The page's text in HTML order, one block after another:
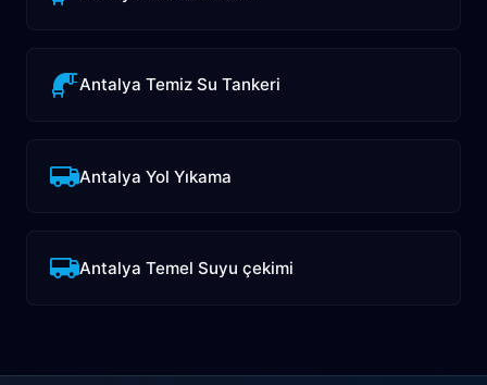
Antalya Temiz Su Tankeri
Antalya Yol Yıkama
Antalya Temel Suyu çekimi